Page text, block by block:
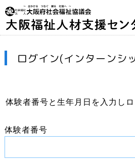
ログイン(インターンシ
体験者番号と生年月日を入力し
体験者番号